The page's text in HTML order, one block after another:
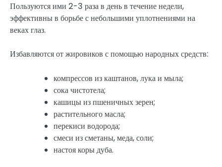
Пользуются ими 2-3 раза в день в течение недели,
эффективны в борьбе с небольшими уплотнениями на
веках глаз.
Избавляются от жировиков с помощью народных средств:
компрессов из каштанов, лука и мыла;
сока чистотела;
кашицы из пшеничных зерен;
растительного масла;
перекиси водорода;
смеси из сметаны, меда, соли;
настоя коры дуба.